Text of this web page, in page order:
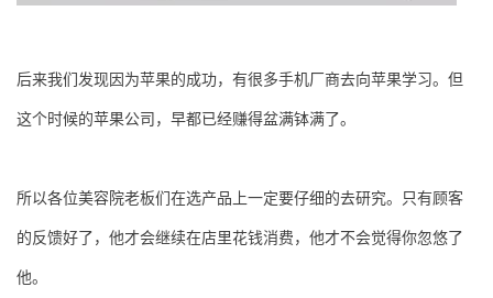
后来我们发现因为苹果的成功，有很多手机厂商去向苹果学习。但
这个时候的苹果公司，早都已经赚得盆满钵满了。
所以各位美容院老板们在选产品上一定要仔细的去研究。只有顾客
的反馈好了，他才会继续在店里花钱消费，他才不会觉得你忽悠了
他。